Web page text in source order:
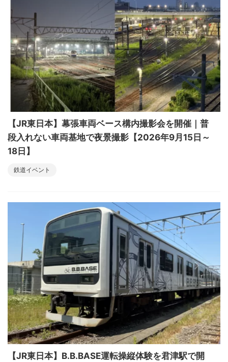
【JR東日本】幕張車両ベース構内撮影会を開催｜普
段入れない車両基地で夜景撮影【2026年9月15日～
18日】
鉄道イベント
【JR東日本】B.B.BASE運転操縦体験を君津駅で開